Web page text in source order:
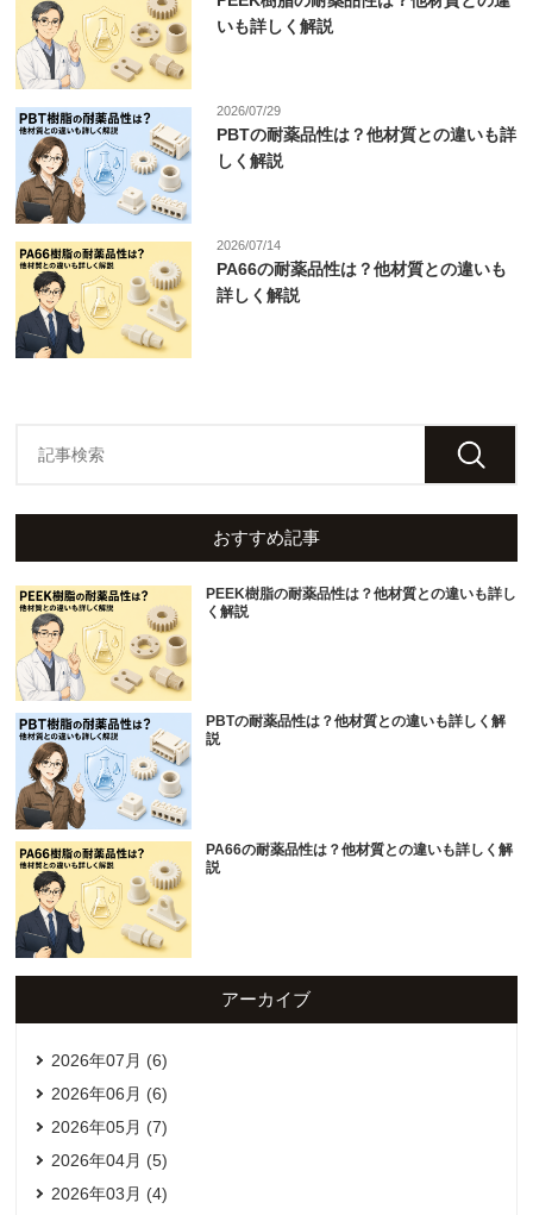
いも詳しく解説
2026/07/29
PBTの耐薬品性は？他材質との違いも詳
しく解説
2026/07/14
PA66の耐薬品性は？他材質との違いも
詳しく解説
おすすめ記事
PEEK樹脂の耐薬品性は？他材質との違いも詳し
く解説
PBTの耐薬品性は？他材質との違いも詳しく解
説
PA66の耐薬品性は？他材質との違いも詳しく解
説
アーカイブ
2026年07月 (6)
2026年06月 (6)
2026年05月 (7)
2026年04月 (5)
2026年03月 (4)